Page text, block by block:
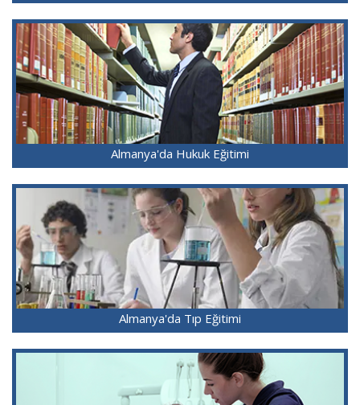
Almanya'da Hukuk Eğitimi
Almanya'da Tıp Eğitimi